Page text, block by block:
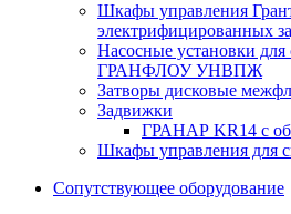
Шкафы управления
электрифицированных
Насосные установки
ГРАНФЛОУ УНВПЖ
Затворы дисковые
Задвижки
ГРАНАР KR14 с
Шкафы управления для
Сопутствующее оборудование